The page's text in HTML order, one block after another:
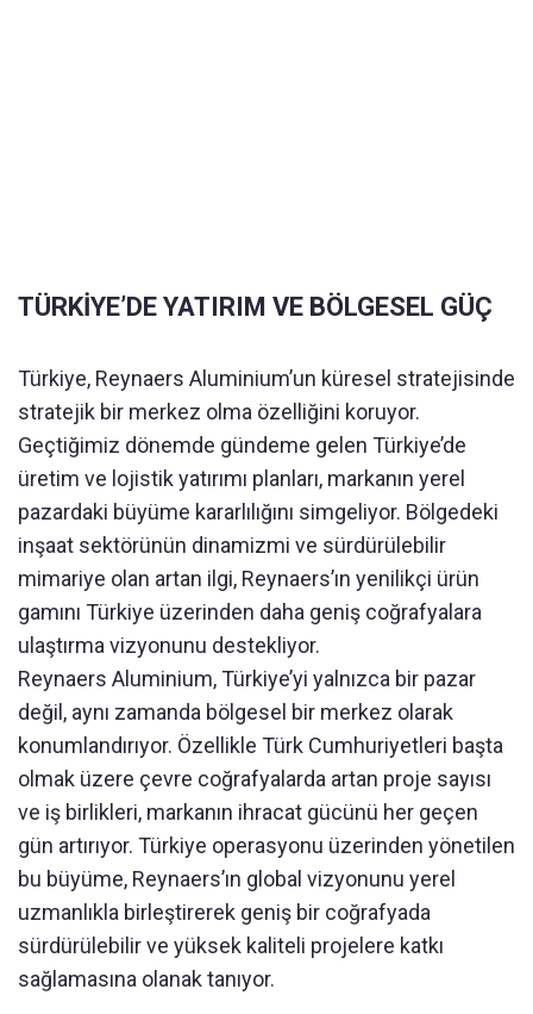
TÜRKİYE’DE YATIRIM VE BÖLGESEL GÜÇ
Türkiye, Reynaers Aluminium’un küresel stratejisinde
stratejik bir merkez olma özelliğini koruyor.
Geçtiğimiz dönemde gündeme gelen Türkiye’de
üretim ve lojistik yatırımı planları, markanın yerel
pazardaki büyüme kararlılığını simgeliyor. Bölgedeki
inşaat sektörünün dinamizmi ve sürdürülebilir
mimariye olan artan ilgi, Reynaers’ın yenilikçi ürün
gamını Türkiye üzerinden daha geniş coğrafyalara
ulaştırma vizyonunu destekliyor.
Reynaers Aluminium, Türkiye’yi yalnızca bir pazar
değil, aynı zamanda bölgesel bir merkez olarak
konumlandırıyor. Özellikle Türk Cumhuriyetleri başta
olmak üzere çevre coğrafyalarda artan proje sayısı
ve iş birlikleri, markanın ihracat gücünü her geçen
gün artırıyor. Türkiye operasyonu üzerinden yönetilen
bu büyüme, Reynaers’ın global vizyonunu yerel
uzmanlıkla birleştirerek geniş bir coğrafyada
sürdürülebilir ve yüksek kaliteli projelere katkı
sağlamasına olanak tanıyor.